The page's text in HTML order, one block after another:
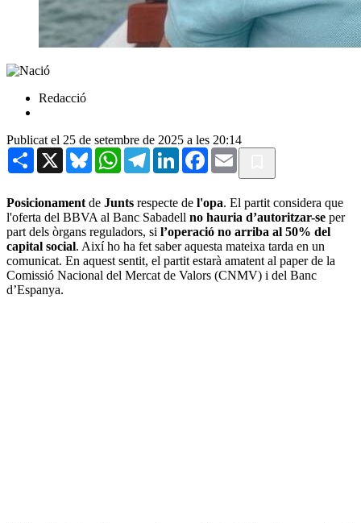
Redacció
Publicat el 25 de setembre de 2025 a les 20:14
Share X BlueskyWhatsAppTelegramLinkedInFacebook
Email
Posicionament de Junts respecte de l'opa. El partit considera que
l'oferta del BBVA al Banc Sabadell no hauria d’autoritzar-se per
part dels òrgans reguladors, si l’operació no arriba al 50% del
capital social. Així ho ha fet saber aquesta mateixa tarda en un
comunicat. En aquest sentit, el partit estarà amatent al paper de la
Comissió Nacional del Mercat de Valors (CNMV) i del Banc
d’Espanya.